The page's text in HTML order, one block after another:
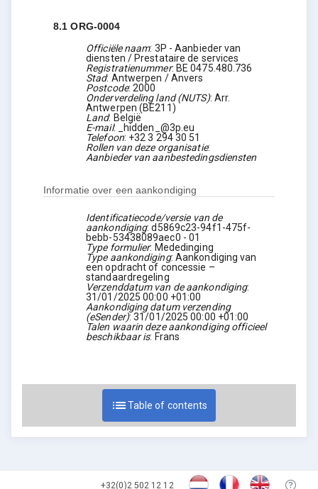
listTable of contents
8.1ORG-0004
Officiële naam: 3P - Aanbieder van
diensten / Prestataire de services
Registratienummer: BE 0475.480.736
Stad: Antwerpen / Anvers
Postcode:2000
Onderverdeling land (NUTS): Arr.
Antwerpen (BE211)
Land: België
E-mail:
_hidden_@3p.eu
Telefoon: +32 3 294 30 51
Rollen van deze organisatie:
Aanbieder van aanbestedingsdiensten
Informatie over een aankondiging
Identificatiecode/versie van de
aankondiging:d5869c23-94f1-475f-
bebb-53438089aec0 -01
Type formulier: Mededinging
Type aankondiging: Aankondiging van
een opdracht of concessie –
standaardregeling
Verzenddatum van de aankondiging:
31/01/2025 00:00 +01:00
Aankondiging datum verzending
(eSender):31/01/2025 00:00 +01:00
Talen waarin deze aankondiging officieel
beschikbaar is: Frans
+32(0)2 502 12 12